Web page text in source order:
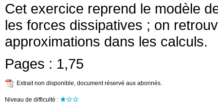
Cet exercice reprend le modèle
les forces dissipatives ; on
approximations dans les calculs.
Pages : 1,75
Extrait non disponible, document réservé aux abonnés.
Niveau de difficulté :